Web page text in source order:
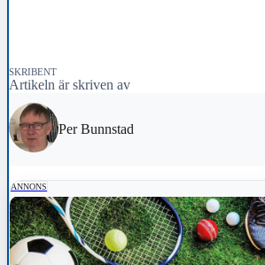
SKRIBENT
Artikeln är skriven av
Per Bunnstad
ANNONS